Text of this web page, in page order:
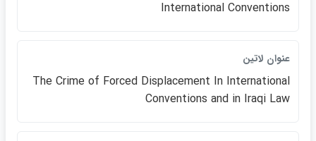
International Conventions
عنوان لاتين
The Crime of Forced Displacement In International
Conventions and in Iraqi Law